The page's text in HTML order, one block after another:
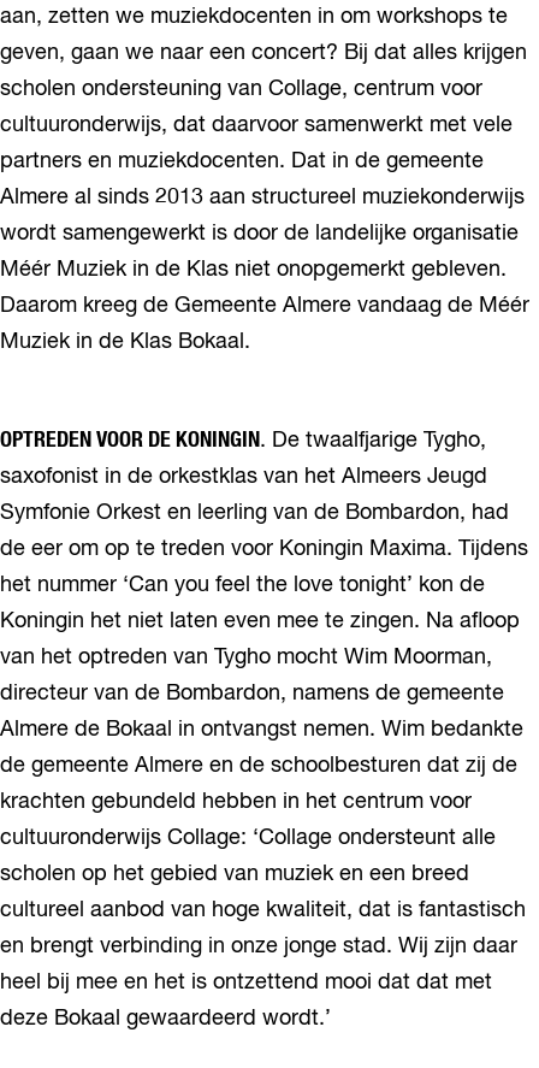
aan, zetten we muziekdocenten in om workshops te
geven, gaan we naar een concert? Bij dat alles krijgen
scholen ondersteuning van Collage, centrum voor
cultuuronderwijs, dat daarvoor samenwerkt met vele
partners en muziekdocenten. Dat in de gemeente
Almere al sinds 2013 aan structureel muziekonderwijs
wordt samengewerkt is door de landelijke organisatie
Méér Muziek in de Klas niet onopgemerkt gebleven.
Daarom kreeg de Gemeente Almere vandaag de Méér
Muziek in de Klas Bokaal.
OPTREDEN VOOR DE KONINGIN . De twaalfjarige Tygho,
saxofonist in de orkestklas van het Almeers Jeugd
Symfonie Orkest en leerling van de Bombardon, had
de eer om op te treden voor Koningin Maxima. Tijdens
het nummer ‘Can you feel the love tonight’ kon de
Koningin het niet laten even mee te zingen. Na afloop
van het optreden van Tygho mocht Wim Moorman,
directeur van de Bombardon, namens de gemeente
Almere de Bokaal in ontvangst nemen. Wim bedankte
de gemeente Almere en de schoolbesturen dat zij de
krachten gebundeld hebben in het centrum voor
cultuuronderwijs Collage: ‘Collage ondersteunt alle
scholen op het gebied van muziek en een breed
cultureel aanbod van hoge kwaliteit, dat is fantastisch
en brengt verbinding in onze jonge stad. Wij zijn daar
heel bij mee en het is ontzettend mooi dat dat met
deze Bokaal gewaardeerd wordt.’